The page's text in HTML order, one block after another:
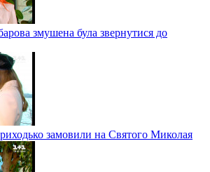
змушена була звернутися до
замовили на Святого Миколая